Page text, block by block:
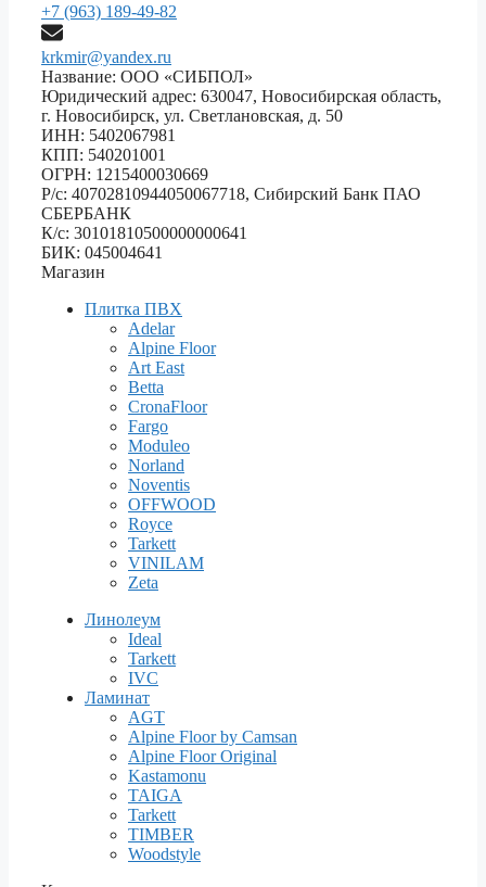
+7 (963) 189-49-82
krkmir@yandex.ru
Название: ООО «СИБПОЛ»
Юридический адрес: 630047, Новосибирская область,
г. Новосибирск, ул. Светлановская, д. 50
ИНН: 5402067981
КПП: 540201001
ОГРН: 1215400030669
Р/с: 40702810944050067718, Сибирский Банк ПАО
СБЕРБАНК
К/с: 30101810500000000641
БИК: 045004641
Магазин
Плитка ПВХ
Adelar
Alpine Floor
Art East
Betta
CronaFloor
Fargo
Moduleo
Norland
Noventis
OFFWOOD
Royce
Tarkett
VINILAM
Zeta
Линолеум
Ideal
Tarkett
IVC
Ламинат
AGT
Alpine Floor by Camsan
Alpine Floor Original
Kastamonu
TAIGA
Tarkett
TIMBER
Woodstyle